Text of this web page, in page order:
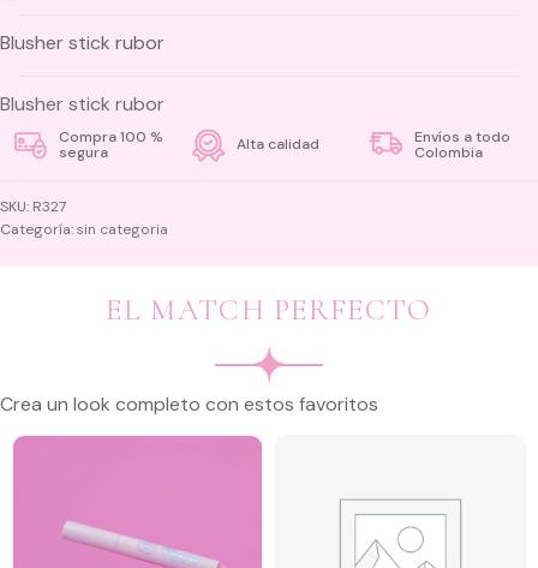
Blusher stick rubor
Blusher stick rubor
Compra 100 %
segura
Alta calidad
Envíos a todo
Colombia
SKU: R327
Categoría:sin categoria
EL MATCH PERFECTO
Crea un look completo con estos favoritos